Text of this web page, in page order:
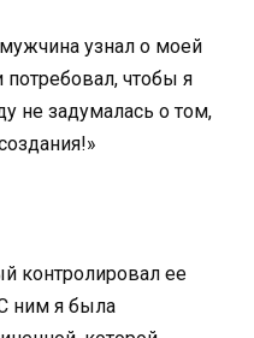
узнал о моей
чтобы я
не задумалась о том,
контролировал ее
ним я была